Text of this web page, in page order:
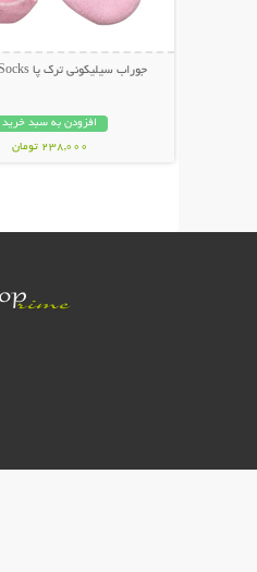
جوراب سیلیکونی ترک پا Spa Gel Socks
افزودن به سبد خرید
238,000 تومان